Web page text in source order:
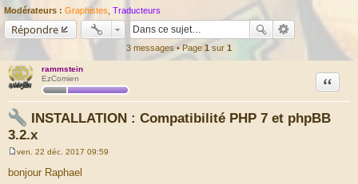
Modérateurs : Graphistes Traducteurs
Répondre
3 messages • Page 1 sur 1
rammstein
EzComien
INSTALLATION : Compatibilité PHP 7 et phpBB
3.2.x
Citation
s
ven. 22 déc. 2017 09:59
bonjour Raphael